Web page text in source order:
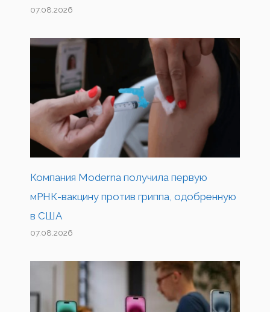
07.08.2026
Компания Moderna получила первую
мРНК-вакцину против гриппа, одобренную
в США
07.08.2026